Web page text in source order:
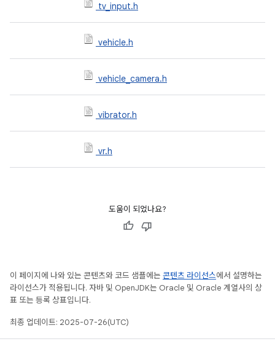
tv_input.h
vehicle.h
vehicle_camera.h
vibrator.h
vr.h
도움이 되었나요?
이 페이지에 나와 있는 콘텐츠와 코드 샘플에는 콘텐츠 라이선스에서 설명하는
라이선스가 적용됩니다. 자바 및 OpenJDK는 Oracle 및 Oracle 계열사의 상
표 또는 등록 상표입니다.
최종 업데이트: 2025-07-26(UTC)